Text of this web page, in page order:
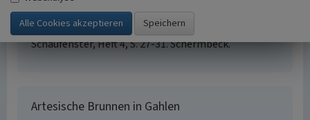
Werbegemeinschaft (Hrsg.) (2001)
marsch im Gahlener Aap. In: Schermbecker
Schaufenster, Heft 4, S. 27-31. Schermbeck.
Artesische Brunnen in Gahlen